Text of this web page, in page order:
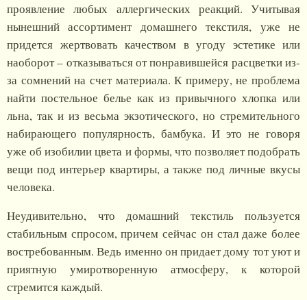
проявление любых аллергических реакций. Учитывая
нынешний ассортимент домашнего текстиля, уже не
придется жертвовать качеством в угоду эстетике или
наоборот – отказываться от понравившейся расцветки из-
за сомнений на счет материала. К примеру, не проблема
найти постельное белье как из привычного хлопка или
льна, так и из весьма экзотического, но стремительного
набирающего популярность, бамбука. И это не говоря
уже об изобилии цвета и формы, что позволяет подобрать
вещи под интерьер квартиры, а также под личные вкусы
человека.
Неудивительно, что домашний текстиль пользуется
стабильным спросом, причем сейчас он стал даже более
востребованным. Ведь именно он придает дому тот уют и
приятную умиротворенную атмосферу, к которой
стремится каждый.